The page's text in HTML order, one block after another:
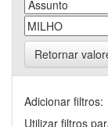
Retornar
Adicionar filtros:
Utilizar filtros